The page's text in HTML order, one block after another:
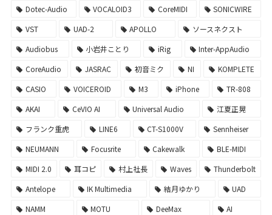
Dotec-Audio
VOCALOID3 CoreMIDI
SONICWIRE
VST
UAD-2 APOLLO
ソースネクスト
Audiobus
小岩井ことり iRig
Inter-AppAudio
CoreAudio
JASRAC 初音ミク NI
KOMPLETE
CASIO
VOICEROID M3 iPhone
TR-808
AKAI
CeVIO AI Universal Audio
江夏正晃
フランク重虎
LINE6 CT-S1000V
Sennheiser
NEUMANN
Focusrite Cakewalk
BLE-MIDI
MIDI 2.0
耳コピ 村上社長 Waves
Thunderbolt
Antelope
IK Multimedia 結月ゆかり
UAD
NAMM
MOTU DeeMax AI